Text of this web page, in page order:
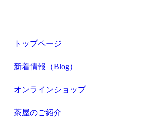
トップページ
新着情報（Blog）
オンラインショップ
茶屋のご紹介